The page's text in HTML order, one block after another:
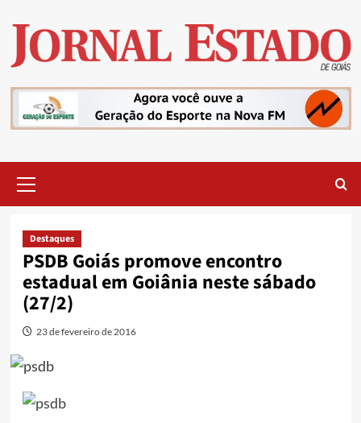
content
Menu
Destaques
PSDB Goiás promove encontro
estadual em Goiânia neste sábado
(27/2)
23 de fevereiro de 2016